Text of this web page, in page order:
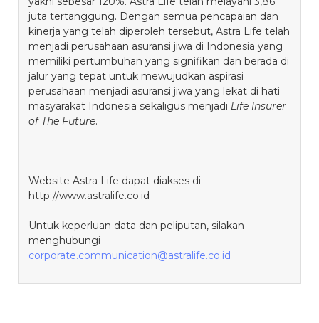
juta tertanggung. Dengan semua pencapaian dan
kinerja yang telah diperoleh tersebut, Astra Life telah
menjadi perusahaan asuransi jiwa di Indonesia yang
memiliki pertumbuhan yang signifikan dan berada di
jalur yang tepat untuk mewujudkan aspirasi
perusahaan menjadi asuransi jiwa yang lekat di hati
masyarakat Indonesia sekaligus menjadi Life Insurer
of The Future.
Website Astra Life dapat diakses di
http://www.astralife.co.id
Untuk keperluan data dan peliputan, silakan
menghubungi
corporate.communication@astralife.co.id